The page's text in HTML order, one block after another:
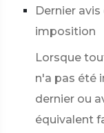
Dernier
imposition
Lorsque
n'a pas été
dernier ou
équivalent